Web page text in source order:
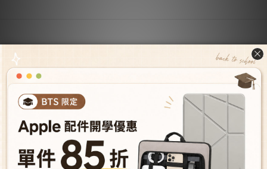
關於JTLEGEND
會員推薦機制
成為經銷商
授權經銷據點